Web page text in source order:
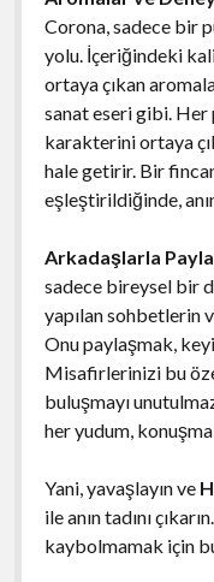
Corona, sadece bir
yolu. İçeriğindeki
ortaya çıkan
sanat eseri gibi.
karakterini ortaya
hale getirir. Bir
eşleştirildiğinde,
Arkadaşlarla
sadece bireysel bir
yapılan sohbetlerin
Onu paylaşmak,
Misafirlerinizi bu
buluşmayı
her yudum,
Yani, yavaşlayın ve
ile anın tadını
kaybolmamak için